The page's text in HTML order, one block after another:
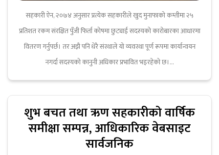
सहकारी ऐन, २०७४ अनुसार प्रत्येक सहकारीले खुद मुनाफाको कम्तीमा २५
प्रतिशत रकम संरक्षित पुँजी फिर्ता कोषमा छुट्याई सदस्यको कारोबारका आधारमा
वितरण गर्नुपर्छ। तर अझै पनि धेरै संस्थाले यो व्यवस्था पूर्ण रूपमा कार्यान्वयन
नगर्दा सदस्यको कानुनी अधिकार प्रभावित भइरहेको छ।...
शुभ बचत तथा ऋण सहकारीको वार्षिक
समीक्षा सम्पन्न, आधिकारिक वेबसाइट
सार्वजनिक